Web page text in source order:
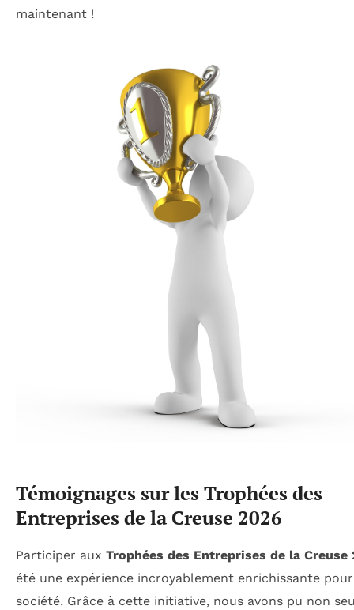
maintenant !
Témoignages sur les Trophées des
Entreprises de la Creuse 2026
Participer aux Trophées des Entreprises de la Creuse
été une expérience incroyablement enrichissante
société. Grâce à cette initiative, nous avons pu non